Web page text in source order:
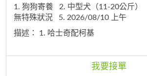
1. 狗狗寄養 2. 中型犬（11-20公斤）
無特殊狀況
5. 2026/08/10 上午
描述： 1. 哈士奇配柯基
我要接單